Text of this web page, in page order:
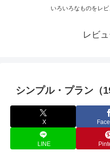
いろいろなものをレビ
レビ
シンプル・プラン（
X
LINE